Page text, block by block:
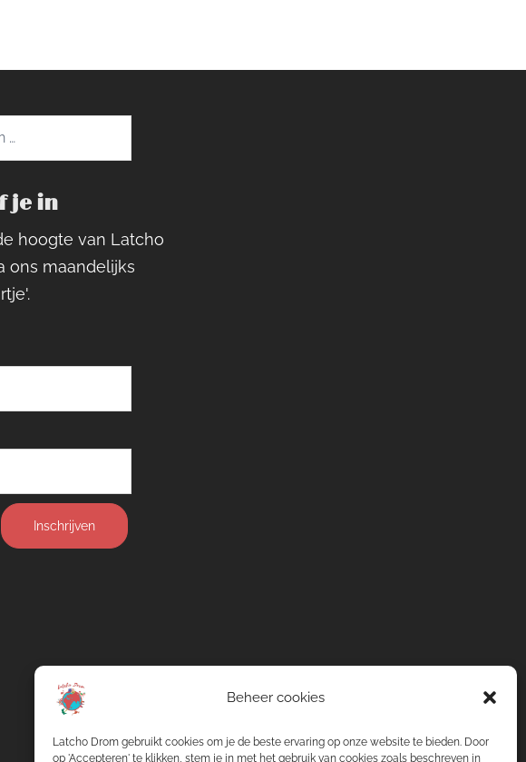
Beheer cookies
Latcho Drom gebruikt cookies om je de beste ervaring op onze website te bieden. Door
op 'Accepteren' te klikken, stem je in met het gebruik van cookies zoals beschreven in
je in
hoogte van Latcho
ons maandelijks
Inschrijven